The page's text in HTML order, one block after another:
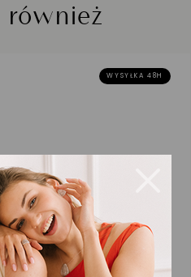
również
WYSYŁKA 48H